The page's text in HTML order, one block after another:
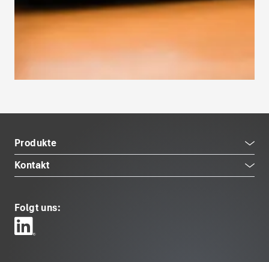
Produkte
Kontakt
Folgt uns: